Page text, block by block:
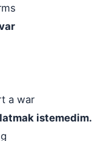
a war
istemedim.